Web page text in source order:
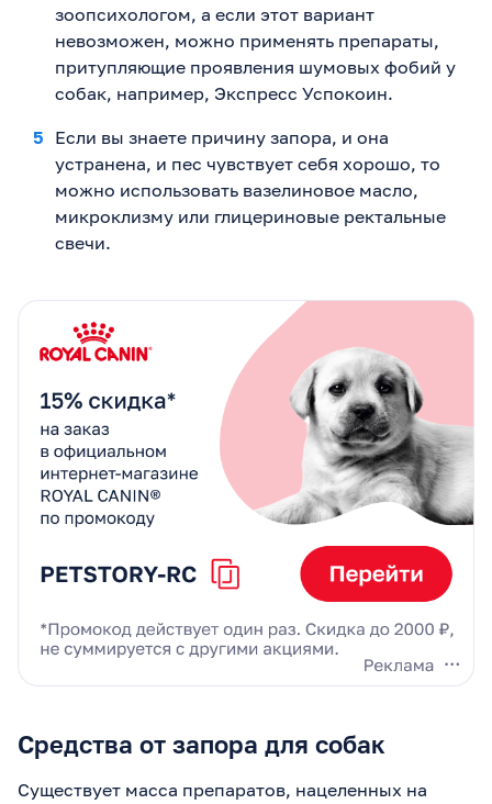
зоопсихологом, а если этот вариант
невозможен, можно применять препараты,
притупляющие проявления шумовых фобий у
собак, например, Экспресс Успокоин.
Если вы знаете причину запора, и она
устранена, и пес чувствует себя хорошо, то
можно использовать вазелиновое масло,
микроклизму или глицериновые ректальные
свечи.
Средства от запора для собак
Существует масса препаратов, нацеленных на